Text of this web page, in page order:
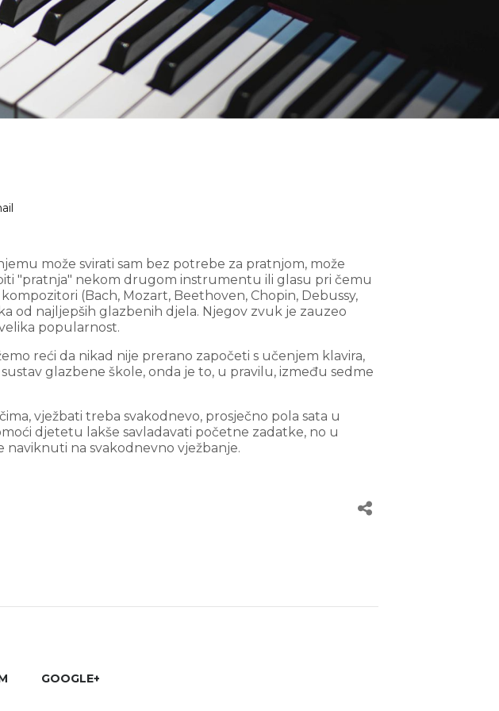
može svirati sam bez potrebe za pratnjom, može
"pratnja" nekom drugom instrumentu ili glasu pri čemu
(Bach, Mozart, Beethoven, Chopin, Debussy,
od najljepših glazbenih djela. Njegov zvuk je zauzeo
popularnost.
reći da nikad nije prerano započeti s učenjem klavira,
glazbene škole, onda je to, u pravilu, između sedme
vježbati treba svakodnevo, prosječno pola sata u
djetetu lakše savladavati početne zadatke, no u
naviknuti na svakodnevno vježbanje.
GOOGLE+